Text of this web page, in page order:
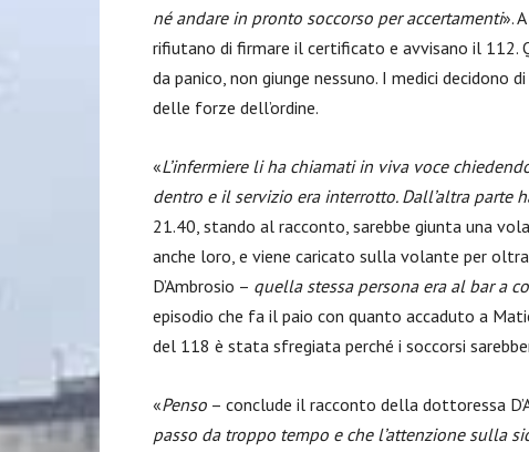
né andare in pronto soccorso per accertamenti».
rifiutano di firmare il certificato e avvisano il 112.
da panico, non giunge nessuno. I medici
delle forze dell’ordine.
«L’infermiere li ha chiamati in viva voce
dentro e il servizio era interrotto. Dall’altra parte
21.40, stando al racconto, sarebbe giunta una
anche loro, e viene caricato sulla volante per
D’Ambrosio – quella stessa persona era al bar a
episodio che fa il paio con quanto accaduto a
del 118 è stata sfregiata perché i soccorsi
«Penso – conclude il racconto della dottoressa
passo da troppo tempo e che l’attenzione sulla